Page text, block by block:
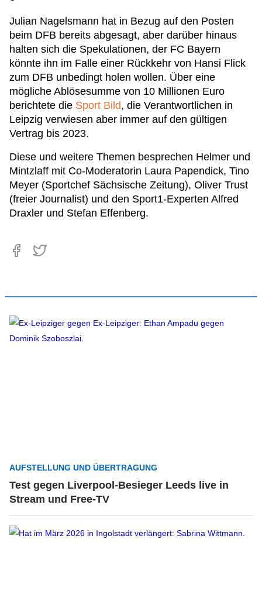
Julian Nagelsmann hat in Bezug auf den Posten
beim DFB bereits abgesagt, aber darüber hinaus
halten sich die Spekulationen, der FC Bayern
könnte ihn im Falle einer Rückkehr von Hansi Flick
zum DFB unbedingt holen wollen. Über eine
mögliche Ablösesumme von 10 Millionen Euro
berichtete die Sport Bild, die Verantwortlichen in
Leipzig verwiesen aber immer auf den gültigen
Vertrag bis 2023.
Diese und weitere Themen besprechen Helmer und
Mintzlaff mit Co-Moderatorin Laura Papendick, Tino
Meyer (Sportchef Sächsische Zeitung), Oliver Trust
(freier Journalist) und den Sport1-Experten Alfred
Draxler und Stefan Effenberg.
AUFSTELLUNG UND ÜBERTRAGUNG
Test gegen Liverpool-Besieger Leeds live in
Stream und Free-TV